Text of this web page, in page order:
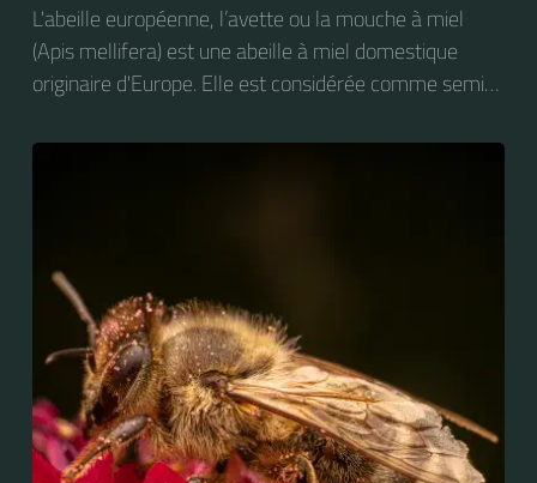
L'abeille européenne, l’avette ou la mouche à miel
(Apis mellifera) est une abeille à miel domestique
originaire d'Europe. Elle est considérée comme semi-
échelle pour produire du miel.